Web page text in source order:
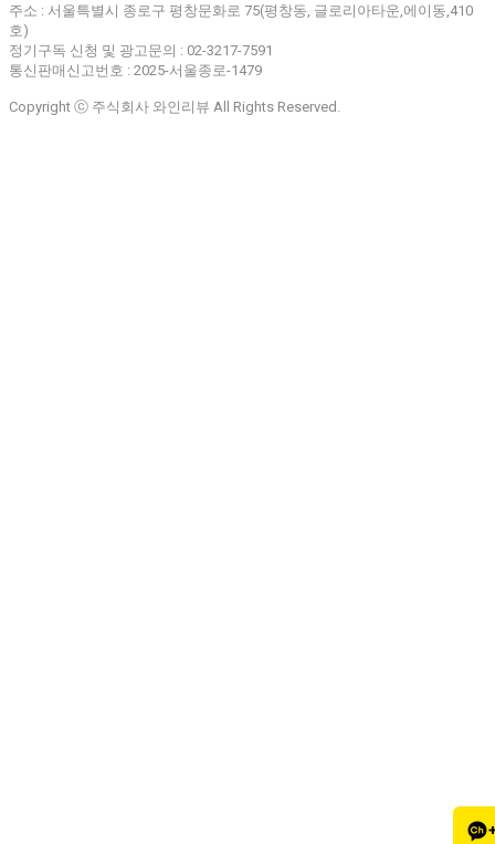
주소 : 서울특별시 종로구 평창문화로 75(평창동, 글로리아타운,에이동,410
호)
정기구독 신청 및 광고문의 : 02-3217-7591
통신판매신고번호 : 2025-서울종로-1479
Copyright ⓒ 주식회사 와인리뷰 All Rights Reserved.